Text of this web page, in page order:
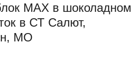
МАХ в шоколадном
в СТ Салют,
н, МО